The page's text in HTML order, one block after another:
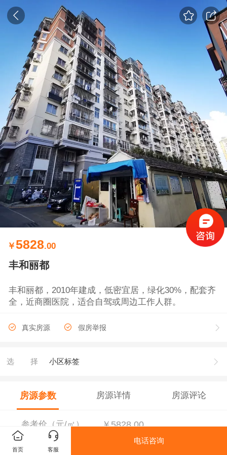
￥5828.00
丰和丽都
丰和丽都，2010年建成，低密宜居，绿化30%，配套齐
全，近商圈医院，适合自驾或周边工作人群。
真实房源 假房举报
选择 小区标签
房源参数 房源详情 房源评论
参考价（元/㎡） ￥5828.00
首页 客服
电话咨询